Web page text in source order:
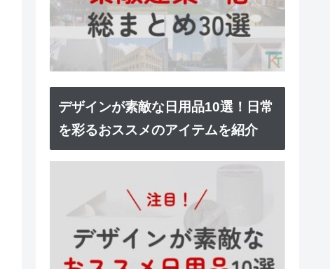
デザインが素敵な日用品10選！日常
を彩るおススメのアイテムを紹介